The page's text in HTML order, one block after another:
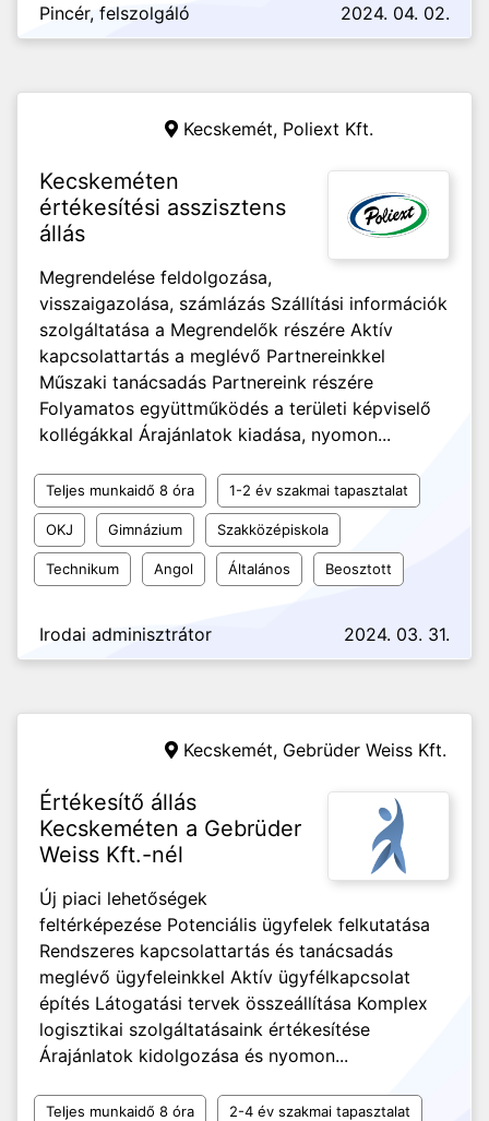
Pincér, felszolgáló 2024. 04. 02.
Kecskemét, Poliext Kft.
Kecskeméten
értékesítési asszisztens
állás
Megrendelése feldolgozása,
visszaigazolása, számlázás Szállítási információk
szolgáltatása a Megrendelők részére Aktív
kapcsolattartás a meglévő Partnereinkkel
Műszaki tanácsadás Partnereink részére
Folyamatos együttműködés a területi képviselő
kollégákkal Árajánlatok kiadása, nyomon...
Teljes munkaidő 8 óra 1-2 év szakmai tapasztalat
OKJ Gimnázium Szakközépiskola
Technikum Angol Általános Beosztott
Irodai adminisztrátor 2024. 03. 31.
Kecskemét, Gebrüder Weiss Kft.
Értékesítő állás
Kecskeméten a Gebrüder
Weiss Kft.-nél
Új piaci lehetőségek
feltérképezése Potenciális ügyfelek felkutatása
Rendszeres kapcsolattartás és tanácsadás
meglévő ügyfeleinkkel Aktív ügyfélkapcsolat
építés Látogatási tervek összeállítása Komplex
logisztikai szolgáltatásaink értékesítése
Árajánlatok kidolgozása és nyomon...
Teljes munkaidő 8 óra 2-4 év szakmai tapasztalat